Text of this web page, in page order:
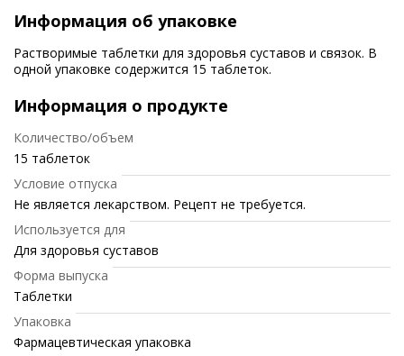
Информация об упаковке
Растворимые таблетки для здоровья суставов и связок. В
одной упаковке содержится 15 таблеток.
Информация о продукте
Количество/объем
15 таблеток
Условие отпуска
Не является лекарством. Рецепт не требуется.
Используется для
Для здоровья суставов
Форма выпуска
Таблетки
Упаковка
Фармацевтическая упаковка